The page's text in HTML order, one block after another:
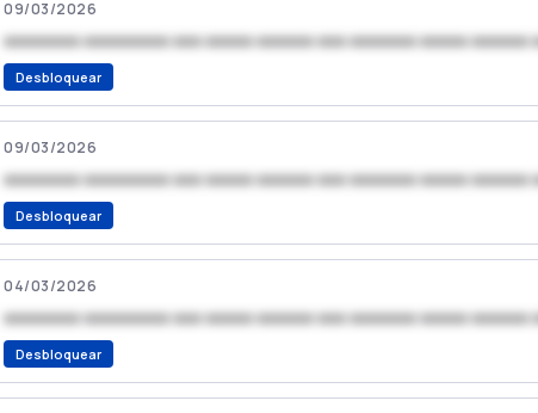
09/03/2026
xxxxxxxx xxxxxxxxx xxx xxxxx xxxxxx xxx xxxxxxx xxxxx xxxxxx
Desbloquear
09/03/2026
xxxxxxxx xxxxxxxxx xxx xxxxx xxxxxx xxx xxxxxxx xxxxx xxxxxx
Desbloquear
04/03/2026
xxxxxxxx xxxxxxxxx xxx xxxxx xxxxxx xxx xxxxxxx xxxxx xxxxxx
Desbloquear